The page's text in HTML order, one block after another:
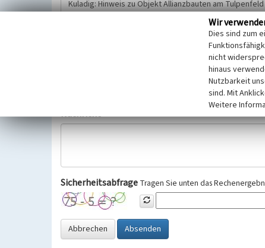
Wir bitten Sie um freiwillige Angabe Ihres Namens und
Selbstverständlich werden diese entsprechend der
Datenschutzgrundverordnung (EU-DSGVO) vertraulich
Nachricht
Sicherheitsabfrage Tragen Sie unten das
Abbrechen Absenden
Wir
Dies sind zum
nicht
hinaus
Nutzbarkeit
sind. Mit
Weitere